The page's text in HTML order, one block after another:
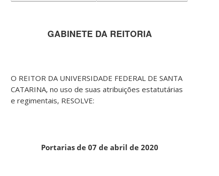
GABINETE DA REITORIA
O REITOR DA UNIVERSIDADE FEDERAL DE SANTA
CATARINA, no uso de suas atribuições estatutárias
e regimentais, RESOLVE:
Portarias de 07 de abril de 2020